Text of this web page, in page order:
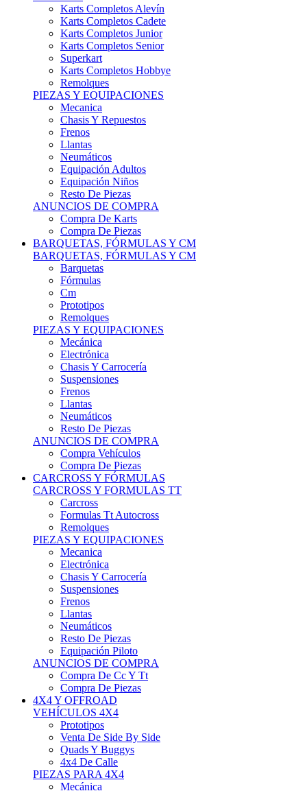
Karts Completos Alevín
Karts Completos Cadete
Karts Completos Junior
Karts Completos Senior
Superkart
Karts Completos Hobbye
Remolques
PIEZAS Y EQUIPACIONES
Mecanica
Chasis Y Repuestos
Frenos
Llantas
Neumáticos
Equipación Adultos
Equipación Niños
Resto De Piezas
ANUNCIOS DE COMPRA
Compra De Karts
Compra De Piezas
BARQUETAS, FÓRMULAS Y CM
BARQUETAS, FÓRMULAS Y CM
Barquetas
Fórmulas
Cm
Prototipos
Remolques
PIEZAS Y EQUIPACIONES
Mecánica
Electrónica
Chasis Y Carrocería
Suspensiones
Frenos
Llantas
Neumáticos
Resto De Piezas
ANUNCIOS DE COMPRA
Compra Vehículos
Compra De Piezas
CARCROSS Y FÓRMULAS
CARCROSS Y FORMULAS TT
Carcross
Formulas Tt Autocross
Remolques
PIEZAS Y EQUIPACIONES
Mecanica
Electrónica
Chasis Y Carrocería
Suspensiones
Frenos
Llantas
Neumáticos
Resto De Piezas
Equipación Piloto
ANUNCIOS DE COMPRA
Compra De Cc Y Tt
Compra De Piezas
4X4 Y OFFROAD
VEHÍCULOS 4X4
Prototipos
Venta De Side By Side
Quads Y Buggys
4x4 De Calle
PIEZAS PARA 4X4
Mecánica